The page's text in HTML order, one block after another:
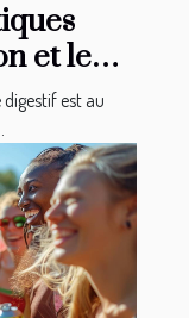
et le
est au